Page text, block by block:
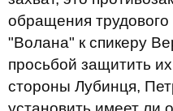
обращения
"Волана" к спикеру
просьбой защитить
стороны Лубинця,